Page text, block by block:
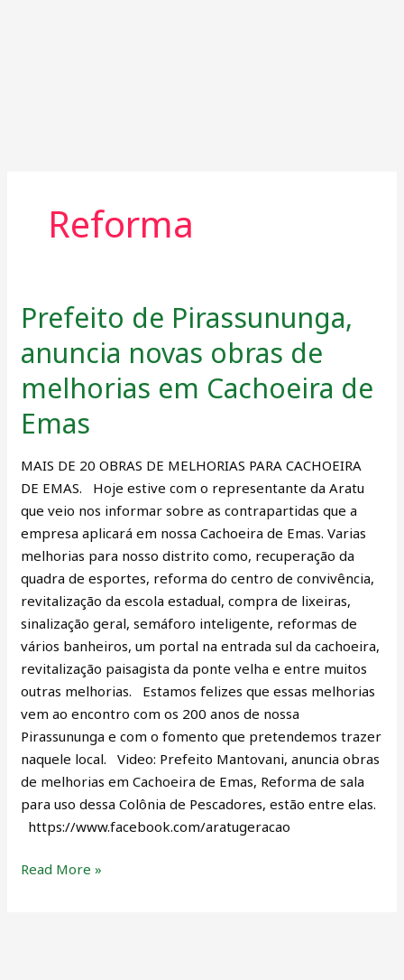
Reforma
Prefeito de Pirassununga,
anuncia novas obras de
melhorias em Cachoeira de
Emas
MAIS DE 20 OBRAS DE MELHORIAS PARA CACHOEIRA
DE EMAS. Hoje estive com o representante da Aratu
que veio nos informar sobre as contrapartidas que a
empresa aplicará em nossa Cachoeira de Emas. Varias
melhorias para nosso distrito como, recuperação da
quadra de esportes, reforma do centro de convivência,
revitalização da escola estadual, compra de lixeiras,
sinalização geral, semáforo inteligente, reformas de
vários banheiros, um portal na entrada sul da cachoeira,
revitalização paisagista da ponte velha e entre muitos
outras melhorias. Estamos felizes que essas melhorias
vem ao encontro com os 200 anos de nossa
Pirassununga e com o fomento que pretendemos trazer
naquele local. Video: Prefeito Mantovani, anuncia obras
de melhorias em Cachoeira de Emas, Reforma de sala
para uso dessa Colônia de Pescadores, estão entre elas.
https://www.facebook.com/aratugeracao
Prefeito
de
Pirassununga,
anuncia
novas
obras
melhorias
em
Cachoeira
de
Emas
Read More »